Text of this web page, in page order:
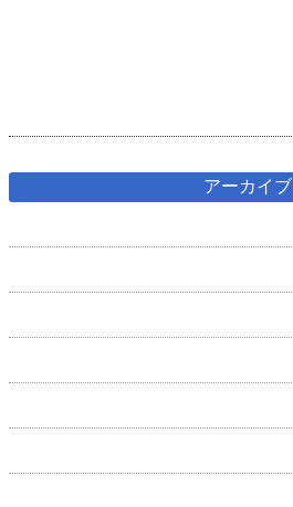
アーカイブ